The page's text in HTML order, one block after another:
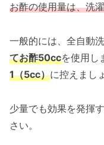
お酢の使用量は、洗
一般的には、全自動
てお酢50ccを使用し
1（5cc）に控えまし
少量でも効果を発揮
さい。